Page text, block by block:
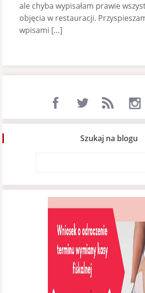
ale chyba wypisałam prawie
objęcia w restauracji.
wpisami […]
Szukaj na blogu